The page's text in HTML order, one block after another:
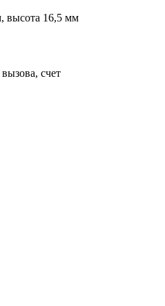
высота 16,5 мм
счет